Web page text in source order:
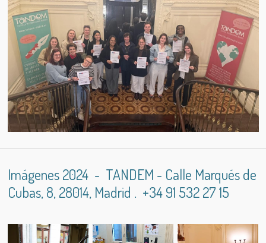
Imágenes 2024 - TANDEM - Calle Marqués de
Cubas, 8, 28014, Madrid . +34 91 532 27 15